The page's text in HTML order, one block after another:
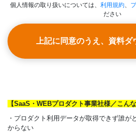
個人情報の取り扱いについては、 利用規約、
ださい
上記に同意のうえ、資料
【SaaS・WEBプロダクト事業社様／こん
・プロダクト利用データが取得できず誰が
からない